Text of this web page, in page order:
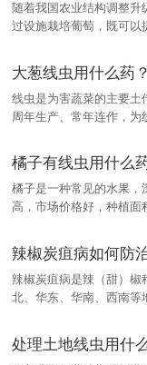
随着我国农业结构调整升
过设施栽培葡萄，既可以
大葱线虫用什么药？
线虫是为害蔬菜的主要土
周年生产、常年连作，为
那么，大葱线虫用什么药
橘子有线虫用什么
橘子是一种常见的水果，
高，市场价格好，种植面
降。那么，橘子有线虫用
辣椒炭疽病如何防
辣椒炭疽病是辣（甜）椒
北、华东、华南、西南等
处理土地线虫用什